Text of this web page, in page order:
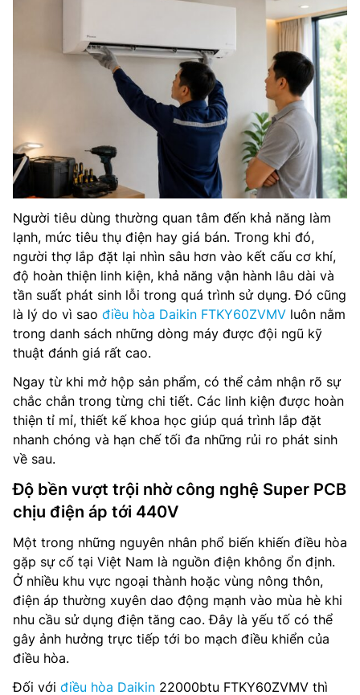
Người tiêu dùng thường quan tâm đến khả năng làm
lạnh, mức tiêu thụ điện hay giá bán. Trong khi đó,
người thợ lắp đặt lại nhìn sâu hơn vào kết cấu cơ khí,
độ hoàn thiện linh kiện, khả năng vận hành lâu dài và
tần suất phát sinh lỗi trong quá trình sử dụng. Đó cũng
là lý do vì sao điều hòa Daikin FTKY60ZVMV luôn nằm
trong danh sách những dòng máy được đội ngũ kỹ
thuật đánh giá rất cao.
Ngay từ khi mở hộp sản phẩm, có thể cảm nhận rõ sự
chắc chắn trong từng chi tiết. Các linh kiện được hoàn
thiện tỉ mỉ, thiết kế khoa học giúp quá trình lắp đặt
nhanh chóng và hạn chế tối đa những rủi ro phát sinh
về sau.
Độ bền vượt trội nhờ công nghệ Super PCB
chịu điện áp tới 440V
Một trong những nguyên nhân phổ biến khiến điều hòa
gặp sự cố tại Việt Nam là nguồn điện không ổn định.
Ở nhiều khu vực ngoại thành hoặc vùng nông thôn,
điện áp thường xuyên dao động mạnh vào mùa hè khi
nhu cầu sử dụng điện tăng cao. Đây là yếu tố có thể
gây ảnh hưởng trực tiếp tới bo mạch điều khiển của
điều hòa.
Đối với điều hòa Daikin 22000btu FTKY60ZVMV thì